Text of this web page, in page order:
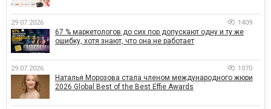
29.07.2026 1409
67 % маркетологов до сих пор допускают одну и ту же
ошибку, хотя знают, что она не работает
29.07.2026 1070
Наталья Морозова стала членом международного жюри
2026 Global Best of the Best Effie Awards